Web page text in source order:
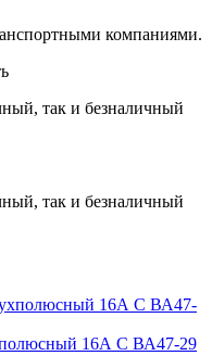
компаниями.
так и безналичный
так и безналичный
16А С ВА47-29